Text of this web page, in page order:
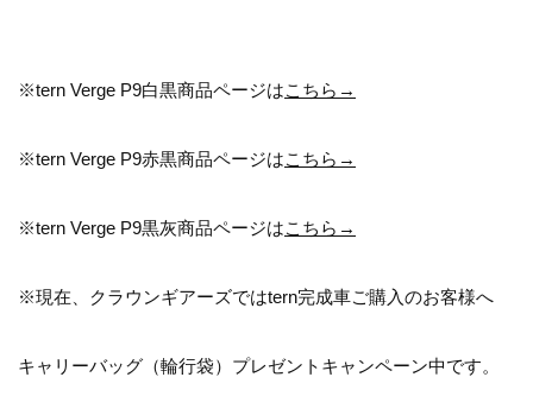
※tern Verge P9白黒商品ページはこちら→
※tern Verge P9赤黒商品ページはこちら→
※tern Verge P9黒灰商品ページはこちら→
※現在、クラウンギアーズではtern完成車ご購入のお客様へ
キャリーバッグ（輪行袋）プレゼントキャンペーン中です。